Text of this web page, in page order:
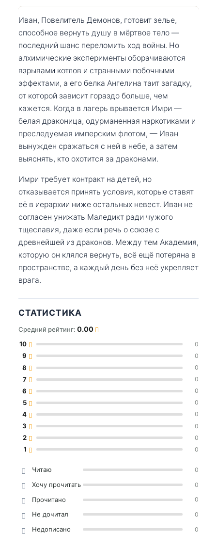
Иван, Повелитель Демонов, готовит зелье,
способное вернуть душу в мёртвое тело —
последний шанс переломить ход войны. Но
алхимические эксперименты оборачиваются
взрывами котлов и странными побочными
эффектами, а его белка Ангелина таит загадку,
от которой зависит гораздо больше, чем
кажется. Когда в лагерь врывается Имри —
белая драконица, одурманенная наркотиками и
преследуемая имперским флотом, — Иван
вынужден сражаться с ней в небе, а затем
выяснять, кто охотится за драконами.
Имри требует контракт на детей, но
отказывается принять условия, которые ставят
её в иерархии ниже остальных невест. Иван не
согласен унижать Маледикт ради чужого
тщеславия, даже если речь о союзе с
древнейшей из драконов. Между тем Академия,
которую он клялся вернуть, всё ещё потеряна в
пространстве, а каждый день без неё укрепляет
врага.
СТАТИСТИКА
Средний рейтинг: 0.00
10 0
9 0
8 0
7 0
6 0
5 0
4 0
3 0
2 0
1 0
Читаю 0
Хочу прочитать 0
Прочитано 0
Не дочитал 0
Недописано 0